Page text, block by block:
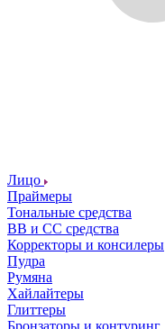
Лицо
Праймеры
Тональные средства
ВВ и СС средства
Корректоры и консилеры
Пудра
Румяна
Хайлайтеры
Глиттеры